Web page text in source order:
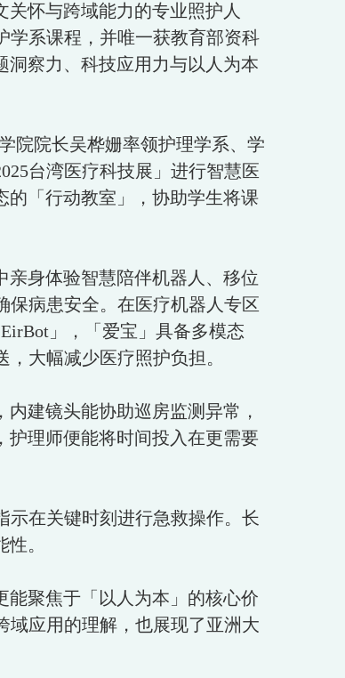
怀与跨域能力的专业照护人
学系课程，并唯一获教育部资科
察力、科技应用力与以人为本
院院长吴桦姗率领护理学系、学
台湾医疗科技展」进行智慧医
的「行动教室」，协助学生将课
身体验智慧陪伴机器人、移位
保病患安全。在医疗机器人专区
」，「爱宝」具备多模态
大幅减少医疗照护负担。
建镜头能协助巡房监测异常，
理师便能将时间投入在更需要
在关键时刻进行急救操作。长
。
聚焦于「以人为本」的核心价
域应用的理解，也展现了亚洲大